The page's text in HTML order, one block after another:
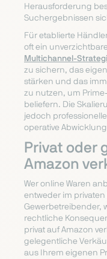
Herausforderung
Suchergebnissen
Für etablierte
oft ein
Multichannel-
zu sichern, das
stärken und das
zu nutzen, um
beliefern. Die
jedoch
operative
Privat oder
Amazon
Wer online Waren
entweder im
Gewerbetreibender,
rechtliche
privat auf Amazon
gelegentliche
aus Ihrem eigenen